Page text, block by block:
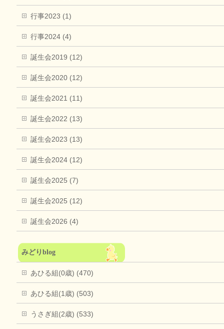
行事2023 (1)
行事2024 (4)
誕生会2019 (12)
誕生会2020 (12)
誕生会2021 (11)
誕生会2022 (13)
誕生会2023 (13)
誕生会2024 (12)
誕生会2025 (7)
誕生会2025 (12)
誕生会2026 (4)
みどりblog
あひる組(0歳) (470)
あひる組(1歳) (503)
うさぎ組(2歳) (533)